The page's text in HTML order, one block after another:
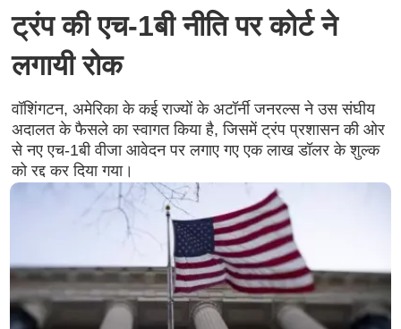
ट्रंप की एच-1बी नीति पर कोर्ट ने
लगायी रोक
वॉशिंगटन, अमेरिका के कई राज्यों के अटॉर्नी जनरल्स ने उस संघीय
अदालत के फैसले का स्वागत किया है, जिसमें ट्रंप प्रशासन की ओर
से नए एच-1बी वीजा आवेदन पर लगाए गए एक लाख डॉलर के शुल्क
को रद्द कर दिया गया।